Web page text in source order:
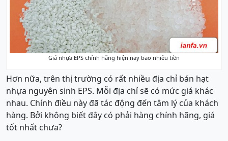
Giá nhựa EPS chính hãng hiện nay bao nhiêu tiền
Hơn nữa, trên thị trường có rất nhiều địa chỉ bán hạt
nhựa nguyên sinh EPS. Mỗi địa chỉ sẽ có mức giá khác
nhau. Chính điều này đã tác động đến tâm lý của khách
hàng. Bởi không biết đây có phải hàng chính hãng, giá
tốt nhất chưa?